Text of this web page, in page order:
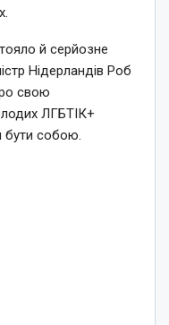
й серйозне
Нідерландів Роб
свою
ЛГБТІК+
бути собою.